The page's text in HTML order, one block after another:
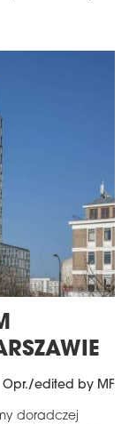
Opr./edited by MF
doradczej